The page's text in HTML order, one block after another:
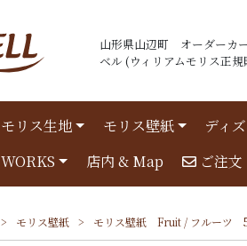
山形県山辺町 オーダーカ
ベル (ウィリアムモリス正
モリス生地 モリス壁紙 ディ
WORKS
店内 & Map ご注文
> モリス壁紙 > モリス壁紙 Fruit / フルーツ